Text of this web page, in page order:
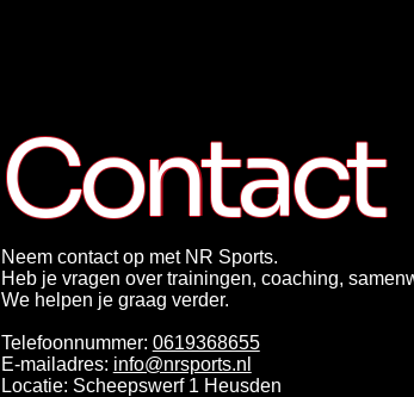
Contact
Neem contact op met NR Sports.
Heb je vragen over trainingen, coaching,
We helpen je graag verder.
Telefoonnummer: 0619368655
E-mailadres: info@nrsports.nl
Locatie: Scheepswerf 1 Heusden